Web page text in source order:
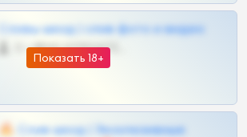
Показать 18+
Сливы шкод | слив фото и видео
0 •
🔥 Слив шкод | Эксклюзивные